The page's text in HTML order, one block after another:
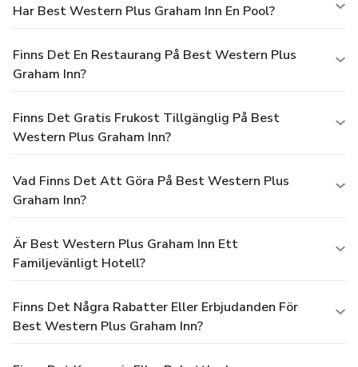
Har Best Western Plus Graham Inn En Pool?
Finns Det En Restaurang På Best Western Plus
Graham Inn?
Finns Det Gratis Frukost Tillgänglig På Best
Western Plus Graham Inn?
Vad Finns Det Att Göra På Best Western Plus
Graham Inn?
Är Best Western Plus Graham Inn Ett
Familjevänligt Hotell?
Finns Det Några Rabatter Eller Erbjudanden För
Best Western Plus Graham Inn?